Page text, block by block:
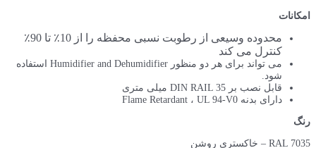
امکانات
محدوده وسیعی از رطوبت نسبی محفظه را از 10٪ تا 90٪
کنترل می کند
می تواند برای هر دو منظور Humidifier and Dehumidifier استفاده
شود.
قابل نصب بر DIN RAIL 35 میلی متری
دارای بدنه Flame Retardant ، UL 94-V0
رنگ
RAL 7035 – خاکستری روشن